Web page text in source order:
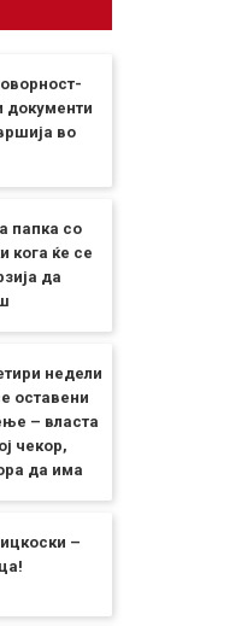
документи
во
папка со
кога ќе се
да
недели
оставени
– власта
чекор,
да има
–